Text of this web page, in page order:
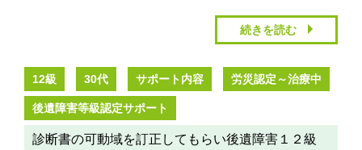
続きを読む
12級 30代 サポート内容 労災認定～治療中
後遺障害等級認定サポート
診断書の可動域を訂正してもらい後遺障害１２級